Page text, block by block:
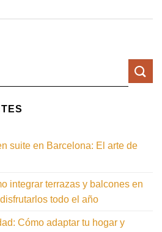
suite en Barcelona: El arte de
integrar terrazas y balcones en
todo el año
Cómo adaptar tu hogar y